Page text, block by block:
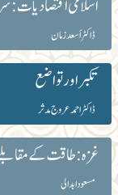
اسلامی اقتصادیات :
ڈاکٹر اَسعدزمان
تکبر اور تواضع
ڈاکٹر احمد عروج مدثر
غزہ: طاقت کے
مسعود ابدالی